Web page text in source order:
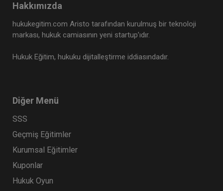
Hakkımızda
hukukegitim.com Aristo tarafından kurulmuş bir teknoloji
markası, hukuk camiasının yeni startup’ıdır.
Hukuk Eğitim, hukuku dijitalleştirme iddiasındadır.
Diğer Menü
SSS
Geçmiş Eğitimler
Kurumsal Eğitimler
Kuponlar
Hukuk Oyun